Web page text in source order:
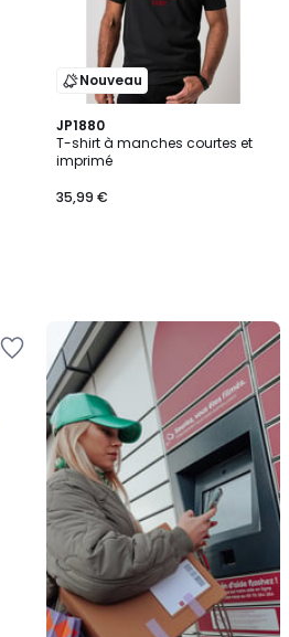
Nouveau
JP1880
T-shirt à manches courtes et
imprimé
35,99 €
Nouveau
Livraison
en
Locker
Mondial
Relay